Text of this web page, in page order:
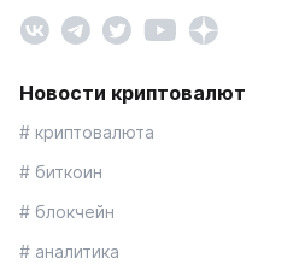
Новости криптовалют
# криптовалюта
# биткоин
# блокчейн
# аналитика